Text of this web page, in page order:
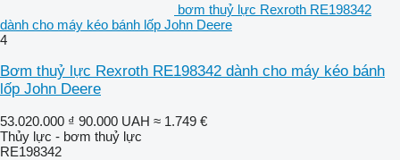
bơm thuỷ lực Rexroth RE198342
dành cho máy kéo bánh lốp John Deere
4
Bơm thuỷ lực Rexroth RE198342 dành cho máy kéo bánh
lốp John Deere
53.020.000 ₫ 90.000 UAH ≈ 1.749 €
Thủy lực - bơm thuỷ lực
RE198342